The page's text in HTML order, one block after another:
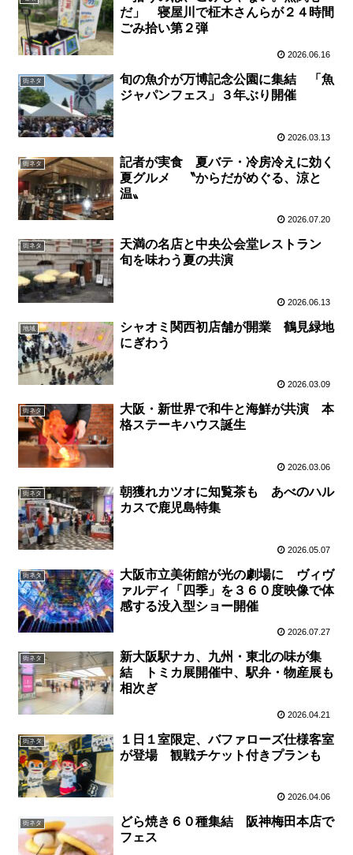
だ」 寝屋川で柾木さんらが２４時間
ごみ拾い第２弾
2026.06.16
街ネタ
旬の魚介が万博記念公園に集結 「魚
ジャパンフェス」３年ぶり開催
2026.03.13
街ネタ
記者が実食 夏バテ・冷房冷えに効く
夏グルメ 〝からだがめぐる、涼と
温〟
2026.07.20
街ネタ
天満の名店と中央公会堂レストラン
旬を味わう夏の共演
2026.06.13
地域
シャオミ関西初店舗が開業 鶴見緑地
にぎわう
2026.03.09
街ネタ
大阪・新世界で和牛と海鮮が共演 本
格ステーキハウス誕生
2026.03.06
街ネタ
朝獲れカツオに知覧茶も あべのハル
カスで鹿児島特集
2026.05.07
街ネタ
大阪市立美術館が光の劇場に ヴィヴ
ァルディ「四季」を３６０度映像で体
感する没入型ショー開催
2026.07.27
街ネタ
新大阪駅ナカ、九州・東北の味が集
結 トミカ展開催中、駅弁・物産展も
相次ぎ
2026.04.21
街ネタ
１日１室限定、バファローズ仕様客室
が登場 観戦チケット付きプランも
2026.04.06
街ネタ
どら焼き６０種集結 阪神梅田本店で
フェス